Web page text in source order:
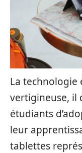
La technologie
vertigineuse, il
étudiants
leur
tablettes